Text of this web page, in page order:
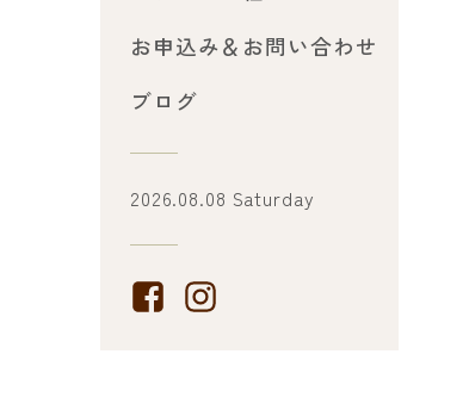
お申込み＆お問い合わせ
ブログ
2026.08.08 Saturday